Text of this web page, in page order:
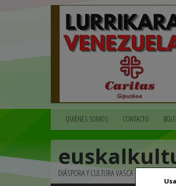
QUIÉNES SOMOS CONTACTO
DIÁSPORA Y CULTURA VASCA